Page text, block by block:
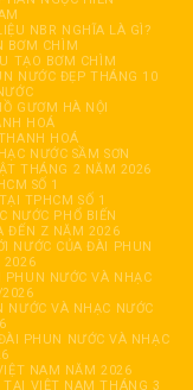
NBR NGHĨA LÀ GÌ?
BƠM CHÌM
TẠO BƠM CHÌM
NƯỚC ĐẸP THÁNG 10
GƯƠM HÀ NỘI
HOÁ
HOÁ
NƯỚC SẦM SƠN
THÁNG 2 NĂM 2026
SỐ 1
TPHCM SỐ 1
NƯỚC PHỔ BIẾN
ĐẾN Z NĂM 2026
NƯỚC CỦA ĐÀI PHUN
2026
PHUN NƯỚC VÀ NHẠC
2026
NƯỚC VÀ NHẠC NƯỚC
PHUN NƯỚC VÀ NHẠC
NAM NĂM 2026
TẠI VIỆT NAM THÁNG 3